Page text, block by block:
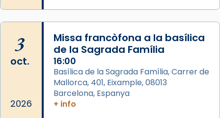
Share
Arquebisbat de Barcelona
2 weeks ago
Jaume, fill de Zebedeu, és juntament amb el
seu germà Joan i Pere un dels que
acompanyava més de prop Jesús.
3
oct.
2026
Missa francòfona a la basílica
de la Sagrada Família
16:00
Basílica de la Sagrada Família, Carrer de
Mallorca, 401, Eixample, 08013
Barcelona, Espanya
+ info